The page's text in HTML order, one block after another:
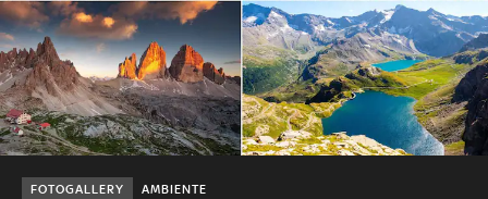
AMBIENTE
FOTOGALLERY